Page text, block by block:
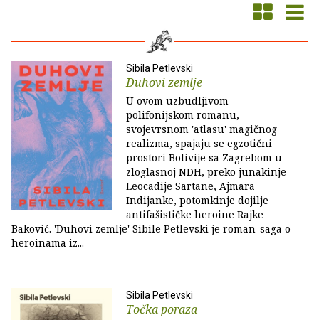
Sibila Petlevski
Duhovi zemlje
U ovom uzbudljivom
polifonijskom romanu,
svojevrsnom 'atlasu' magičnog
realizma, spajaju se egzotični
prostori Bolivije sa Zagrebom u
zloglasnoj NDH, preko junakinje
Leocadije Sartañe, Ajmara
Indijanke, potomkinje dojilje
antifašističke heroine Rajke
Baković. 'Duhovi zemlje' Sibile Petlevski je roman-saga o
heroinama iz...
Sibila Petlevski
Točka poraza